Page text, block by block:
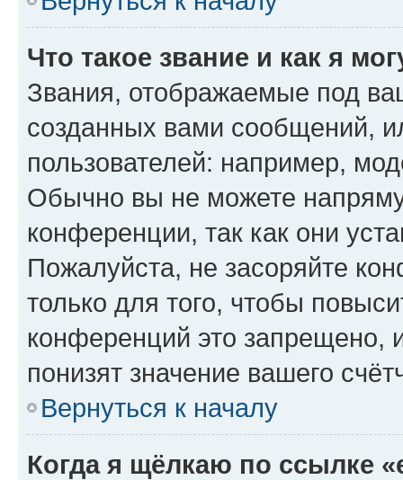
Что такое звание и как я
Звания, отображаемые под
созданных вами сообщений,
пользователей: например,
Обычно вы не можете
конференции, так как они
Пожалуйста, не засоряйте
только для того, чтобы
конференций это запрещено,
понизят значение вашего
Вернуться к началу
Когда я щёлкаю по ссылке